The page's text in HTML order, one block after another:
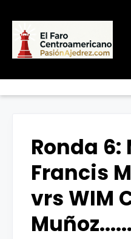
Ronda 6:
Francis
vrs WIM